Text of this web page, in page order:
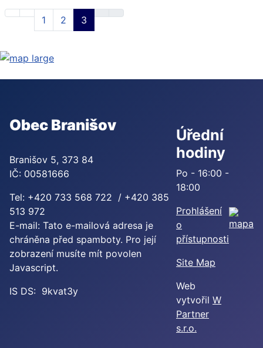
1 2 3
Obec Branišov
Branišov 5, 373 84
IČ: 00581666
Tel: +420 733 568 722 / +420 385
513 972
E-mail: Tato e-mailová adresa je
chráněna před spamboty. Pro její
zobrazení musíte mít povolen
Javascript.
IS DS: 9kvat3y
Úřední
hodiny
Po - 16:00 -
18:00
Prohlášení
o
přístupnosti
Site Map
Web
vytvořil W
Partner
s.r.o.